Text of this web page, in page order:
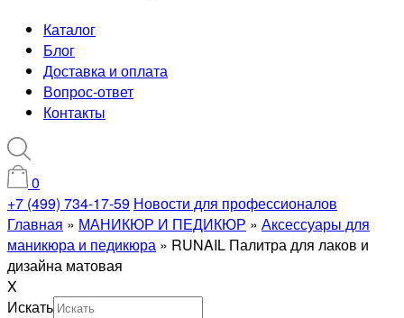
Каталог
Блог
Доставка и оплата
Вопрос-ответ
Контакты
0
+7 (499) 734-17-59 Новости для профессионалов
Главная » МАНИКЮР И ПЕДИКЮР » Аксессуары для
маникюра и педикюра » RUNAIL Палитра для лаков и
дизайна матовая
X
Искать